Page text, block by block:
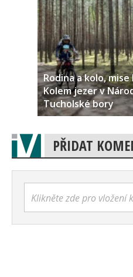
Rodina a kolo,
Kolem jezer v
Tucholské bory
PŘIDAT
Klikněte zde pro vložení